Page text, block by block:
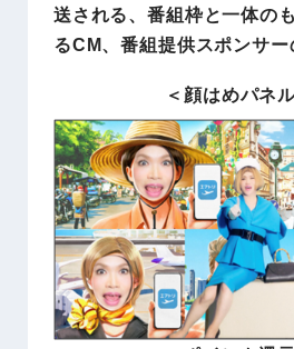
送される、番組枠と一体の
るCM、番組提供スポンサー
＜顔はめパネ